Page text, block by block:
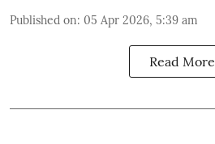
Published on: 05 Apr 2026, 5:39 am
Read More